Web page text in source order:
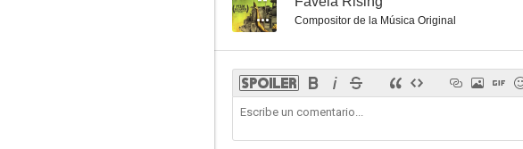
Compositor de la Música Original